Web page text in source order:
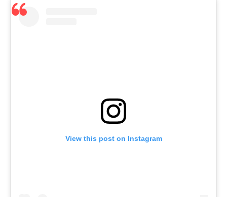
View this post on Instagram